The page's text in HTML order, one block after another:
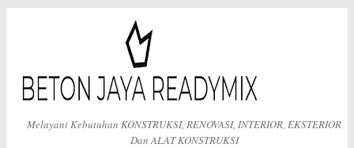
Melayani Kebutuhan KONSTRUKSI, RENOVASI, INTERIOR, EKSTERIOR
Dan ALAT KONSTRUKSI